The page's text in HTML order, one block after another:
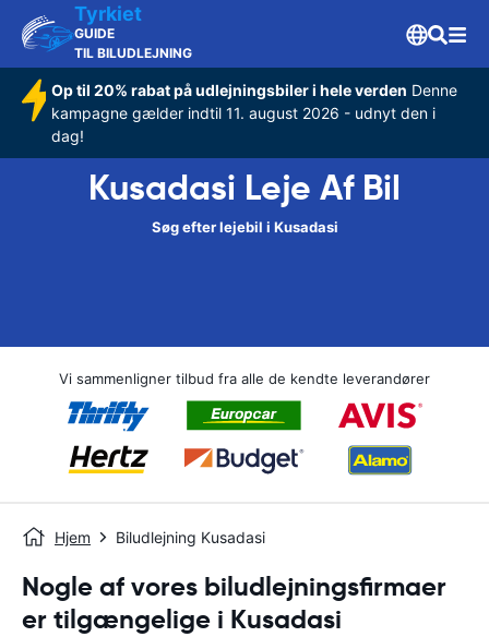
Tyrkiet
GUIDE
TIL BILUDLEJNING
Op til 20% rabat på udlejningsbiler i hele verden Denne
kampagne gælder indtil 11. august 2026 - udnyt den i
dag!
Kusadasi Leje Af Bil
Søg efter lejebil i Kusadasi
Vi sammenligner tilbud fra alle de kendte leverandører
Hjem Biludlejning Kusadasi
Nogle af vores biludlejningsfirmaer
er tilgængelige i Kusadasi